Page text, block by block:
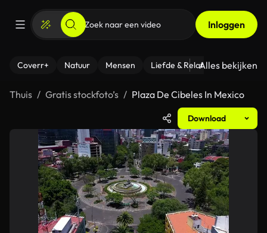
Inloggen
Coverr+ Natuur Mensen Liefde & Relaties - Fitness
Alles bekijken
Thuis Gratis stockfoto’s Plaza De Cibeles In Mexico
Download